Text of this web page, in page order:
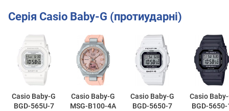
Серія Casio Baby-G (протиударні)
Casio Baby-G
BGD-565U-7
Casio Baby-G
MSG-B100-4A
Casio Baby-G
BGD-5650-7
Casio
BGD-5650-